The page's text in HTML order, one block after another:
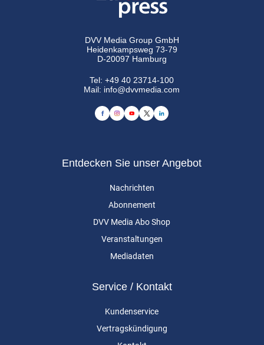
DVV Media Group GmbH
Heidenkampsweg 73-79
D-20097 Hamburg
Tel:+49 40 23714-100
Mail: info@dvvmedia.com
Entdecken Sie unser Angebot
Nachrichten
Abonnement
DVV Media Abo Shop
Veranstaltungen
Mediadaten
Service / Kontakt
Kundenservice
Vertragskündigung